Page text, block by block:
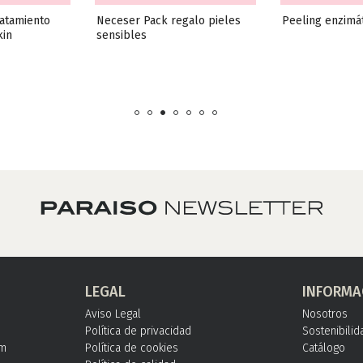
Neceser Pack regalo pieles
sensibles
Peeling
LEGAL
Aviso Legal
Política de privacidad
Política de cookies
Nosotros
Catálogo